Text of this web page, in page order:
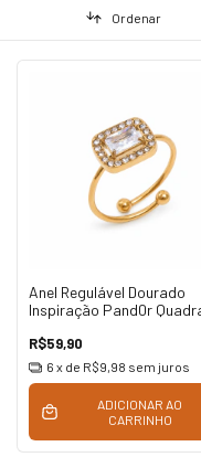
Ordenar
Anel Regulável Dourado
Inspiração Pand0r
R$59,90
6 x de R$9,98 sem juros
ADICIONAR AO
CARRINHO